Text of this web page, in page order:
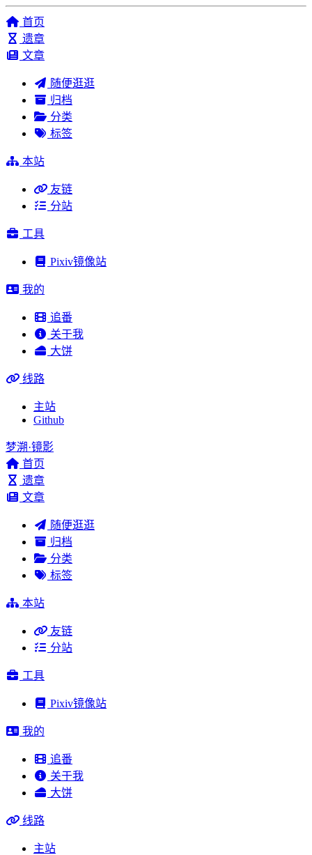
首页
遗章
文章
随便逛逛
归档
分类
标签
本站
友链
分站
工具
Pixiv镜像站
我的
追番
关于我
大饼
线路
主站
Github
梦溯·镜影
首页
遗章
文章
随便逛逛
归档
分类
标签
本站
友链
分站
工具
Pixiv镜像站
我的
追番
关于我
大饼
线路
主站